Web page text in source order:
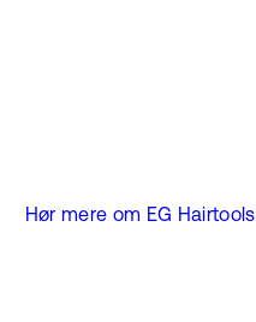
Hør mere om EG Hairtools